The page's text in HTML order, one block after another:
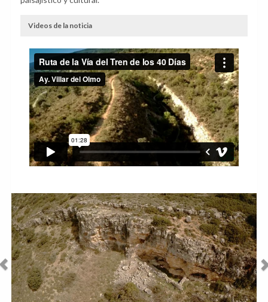
Videos de la noticia
Anterior